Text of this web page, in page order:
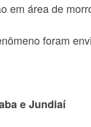
em área de
foram
e Jundiaí